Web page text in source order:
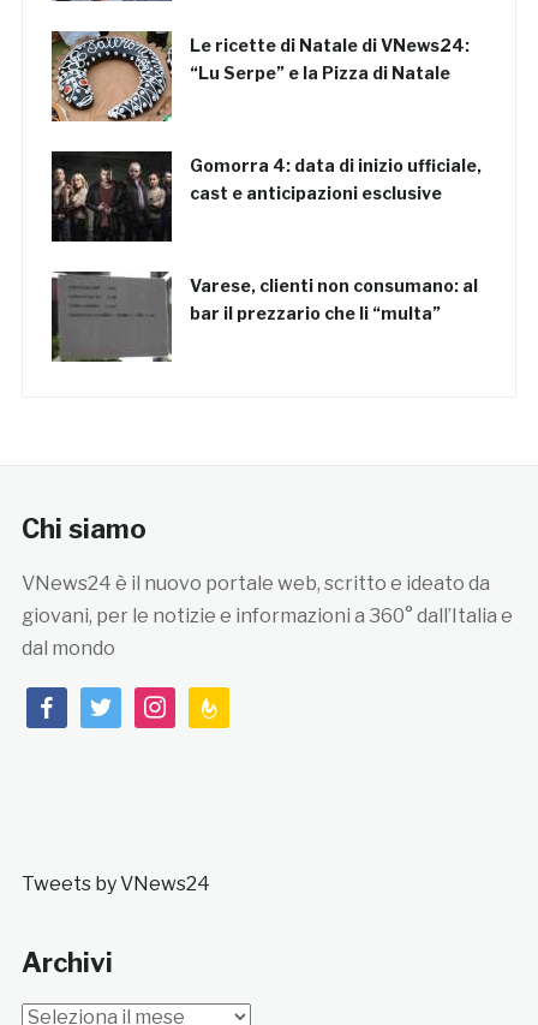
Le ricette di Natale di VNews24:
“Lu Serpe” e la Pizza di Natale
Gomorra 4: data di inizio ufficiale,
cast e anticipazioni esclusive
Varese, clienti non consumano: al
bar il prezzario che li “multa”
Chi siamo
VNews24 è il nuovo portale web, scritto e ideato da
giovani, per le notizie e informazioni a 360° dall’Italia e
dal mondo
facebooktwitterinstagramfeedburner
Tweets by VNews24
Archivi
Archivi